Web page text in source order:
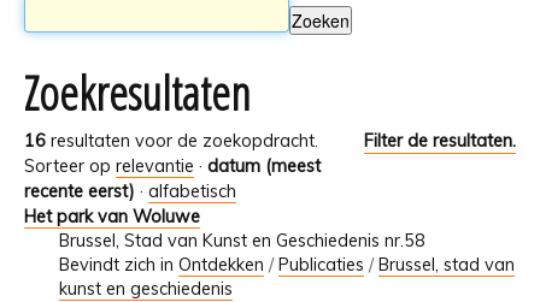
Zoekresultaten
16 resultaten voor de zoekopdracht.
Filter de resultaten.
Sorteer op relevantie · datum (meest
recente eerst) · alfabetisch
Het park van Woluwe
Brussel, Stad van Kunst en Geschiedenis nr.58
Bevindt zich in Ontdekken /Publicaties /Brussel, stad van
kunst en geschiedenis